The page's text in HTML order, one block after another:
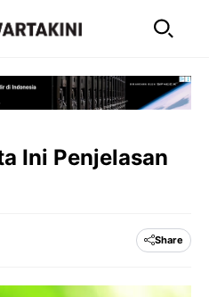
Ini Penjelasan
Share